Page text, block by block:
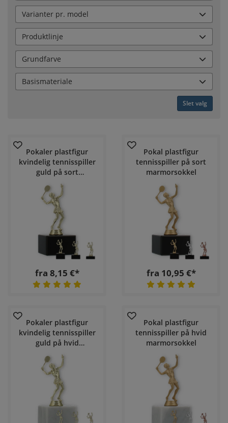
Varianter pr. model
Produktlinje
Grundfarve
Basismateriale
Slet valg
Pokaler plastfigur
kvindelig tennisspiller
guld på sort
marmorsokkel
fra 8,15 €*
Pokal plastfigur
tennisspiller på sort
marmorsokkel
fra 10,95 €*
Pokaler plastfigur
kvindelig tennisspiller
guld på hvid
marmorsokkel
Pokal plastfigur
tennisspiller på hvid
marmorsokkel